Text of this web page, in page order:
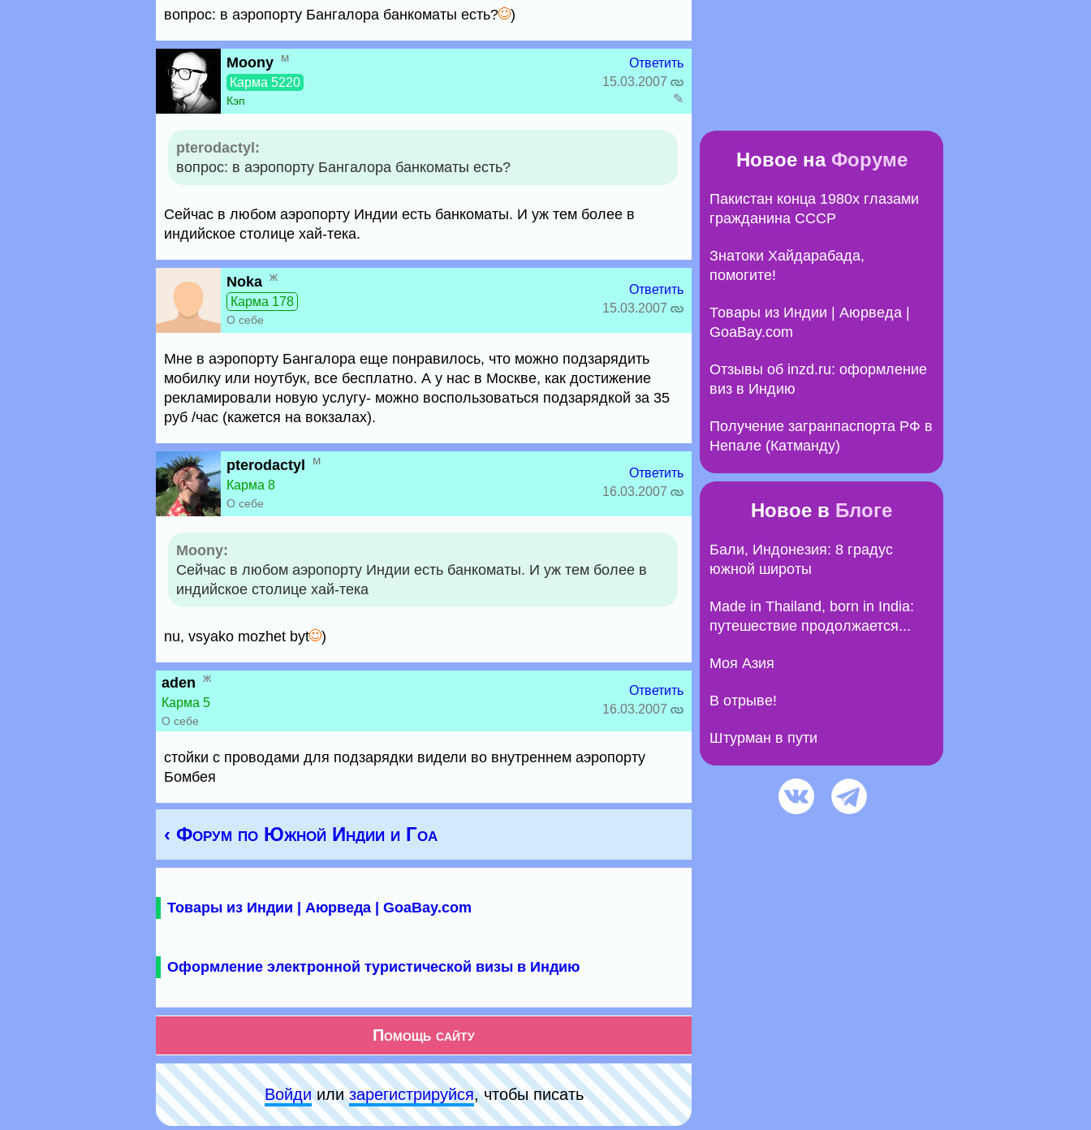
вопрос: в аэропорту Бангалора банкоматы есть? )
Moony м
Карма 5220
Кэп
Ответить
15.03.2007
✎
pterodactyl:
вопрос: в аэропорту Бангалора банкоматы есть?
Сейчас в любом аэропорту Индии есть банкоматы. И уж тем более в
индийское столице хай-тека.
Noka ж
Карма 178
О себе
Ответить
15.03.2007
Мне в аэропорту Бангалора еще понравилось, что можно подзарядить
мобилку или ноутбук, все бесплатно. А у нас в Москве, как достижение
рекламировали новую услугу- можно воспользоваться подзарядкой за 35
руб /час (кажется на вокзалах).
pterodactyl
м
Карма 8
О себе
Ответить
16.03.2007
Moony:
Сейчас в любом аэропорту Индии есть банкоматы. И уж тем более в
индийское столице хай-тека
nu, vsyako mozhet byt )
aden ж
Карма 5
О себе
Ответить
16.03.2007
стойки с проводами для подзарядки видели во внутреннем аэропорту
Бомбея
‹ Форум по Южной Индии и Гоа
Товары из Индии | Аюрведа | GoaBay.com
Оформление электронной туристической визы в Индию
Помощь сайту
Войдиилизарeгиcтpируйся, чтобы писать
Новое на Форуме
Пакистан конца 1980х глазами
гражданина СССР
Знатоки Хайдарабада,
помогите!
Товары из Индии | Аюрведа |
GoaBay.com
Отзывы об inzd.ru: оформление
виз в Индию
Получение загранпаспорта РФ в
Непале (Катманду)
Новое в Блоге
Бали, Индонезия: 8 градус
южной широты
Made in Thailand, born in India:
путешествие продолжается...
Моя Азия
В отрыве!
Штурман в пути